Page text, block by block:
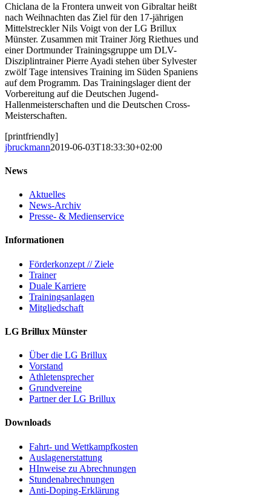
Chiclana de la Frontera unweit von Gibraltar heißt
nach Weihnachten das Ziel für den 17-jährigen
Mittelstreckler Nils Voigt von der LG Brillux
Münster. Zusammen mit Trainer Jörg Riethues und
einer Dortmunder Trainingsgruppe um DLV-
Disziplintrainer Pierre Ayadi stehen über Sylvester
zwölf Tage intensives Training im Süden Spaniens
auf dem Programm. Das Trainingslager dient der
Vorbereitung auf die Deutschen Jugend-
Hallenmeisterschaften und die Deutschen Cross-
Meisterschaften.
[printfriendly]
jbruckmann2019-06-03T18:33:30+02:00
News
Aktuelles
News-Archiv
Presse- & Medienservice
Informationen
Förderkonzept // Ziele
Trainer
Duale Karriere
Trainingsanlagen
Mitgliedschaft
LG Brillux Münster
Über die LG Brillux
Vorstand
Athletensprecher
Grundvereine
Partner der LG Brillux
Downloads
Fahrt- und Wettkampfkosten
Auslagenerstattung
HInweise zu Abrechnungen
Stundenabrechnungen
Anti-Doping-Erklärung